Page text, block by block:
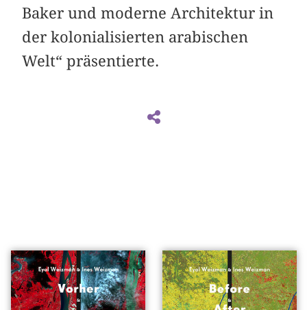
Baker und moderne Architektur in
der kolonialisierten arabischen
Welt“ präsentierte.